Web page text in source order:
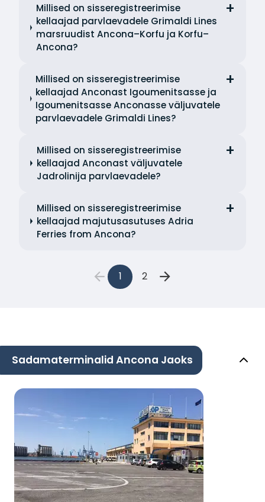
Millised on sisseregistreerimise
kellaajad parvlaevadele Grimaldi Lines
marsruudist Ancona–Korfu ja Korfu–
Ancona?
Millised on sisseregistreerimise
kellaajad Anconast Igoumenitsasse ja
Igoumenitsasse Anconasse väljuvatele
parvlaevadele Grimaldi Lines?
Millised on sisseregistreerimise
kellaajad Anconast väljuvatele
Jadrolinija parvlaevadele?
Millised on sisseregistreerimise
kellaajad majutusasutuses Adria
Ferries from Ancona?
1 2
Sadamaterminalid Ancona Jaoks